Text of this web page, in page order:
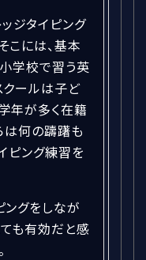
ジタイピング
こには、基本
学校で習う英
クールは子ど
年が多く在籍
は何の躊躇も
ピング練習を
ングをしなが
も有効だと感